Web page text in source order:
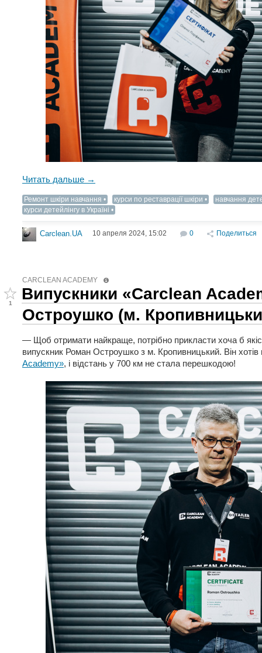
Читать дальше →
Ремонт шкіри навчання курси по реставрації шкіри
навчання
курси детейлінгу в Україні
Carclean.UA 10 апреля 2024, 15:02 0 Поделиться
CARCLEAN ACADEMY
1
Випускники «Carclean
Остроушко (м.
— Щоб отримати найкраще, потрібно прикласти хоча б
випускник Роман Остроушко з м. Кропивницький. Він
Academy», і відстань у 700 км не стала перешкодою!